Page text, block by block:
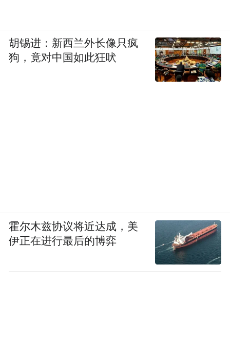
胡锡进：新西兰外长像只疯
狗，竟对中国如此狂吠
霍尔木兹协议将近达成，美
伊正在进行最后的博弈